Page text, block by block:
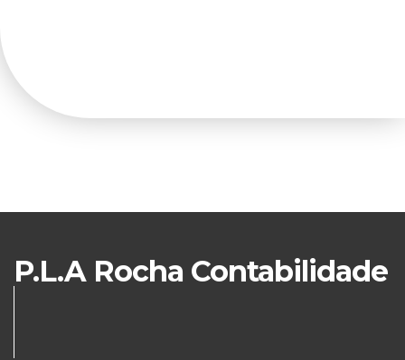
P.L.A Rocha Contabilidade